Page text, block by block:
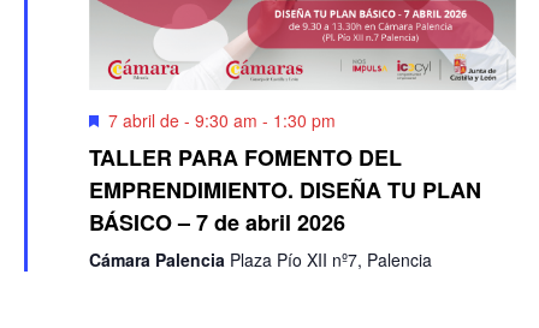
Destacado
7 abril de - 9:30 am - 1:30 pm
TALLER PARA FOMENTO DEL
EMPRENDIMIENTO. DISEÑA TU PLAN
BÁSICO – 7 de abril 2026
Cámara Palencia Plaza Pío XII nº7, Palencia